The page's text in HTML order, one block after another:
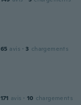
65 avis · 3 chargements
171 avis · 10 chargements